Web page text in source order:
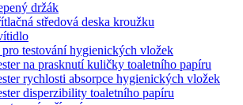
držák
středová deska kroužku
testování hygienických vložek
na prasknutí kuličky toaletního papíru
rychlosti absorpce hygienických vložek
disperzibility toaletního papíru